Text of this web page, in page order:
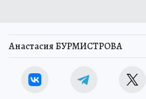
Анастасия БУРМИСТРОВА